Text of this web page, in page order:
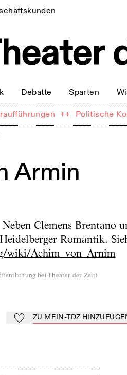
Debatte Sparten
++ Politische
Armin
Clemens Brentano
Romantik.
wiki/Achim_von_Arnim
bei Theater der Zeit)
Zu Mein-TdZ hinzufügen
ZU MEIN-TDZ